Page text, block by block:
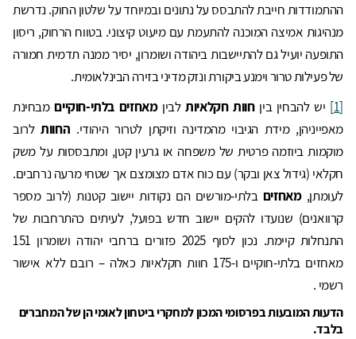
ההתמודדות חייבת להתבסס על נתונים ובמיוחד על שלטון החוק. נדרשת
מנהיגות אמיצה המוכנה להתעמת עם מיעוט קיצוני. בטווח הרחוק, ריסון
התופעה יועיל גם להתיישבות ביהודה ושומרון, יסיר ממנה תדמית חמורה
של פעילות טרור וימנע ביקורת ונזק מדיני בזירה הבינלאומית.
[1]
יש להבחין ביןחוות חקלאיותלביןמאחזים בלתי-חוקייםמבחינת
מאפייניהן, מידת הגיבוי מהמדינה וזיקתן לטרור היהודי. החוותלרוב
מוקמות ביוזמה פרטית של משפחה או גרעין קטן, ומתבססות על משק
חקלאי (גידול צאן ובקר) עם כוח אדם מצומצם אך שטחי מרעה נרחבים.
לעומתן,מאחזים בלתי-מורשים הם נקודות יישוב קטנות (לרוב מספר
קרוואנים) שנועדו להקים יישוב חדש בפועל, לעיתים כהתרחבות של
התנחלות קיימת. נכון לסוף 2025 פזורים ברחבי יהודה ושומרון 151
מאחזים בלתי-חוקיים ו-175 חוות חקלאיות כאלה – רובם ללא אישור
רשמי .
הדעות המובעות בפרסומי המכון למחקרי ביטחון לאומי הן של המחברים
בלבד.